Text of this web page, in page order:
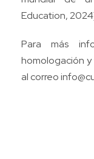
Education,
Para más
homologación
al correo